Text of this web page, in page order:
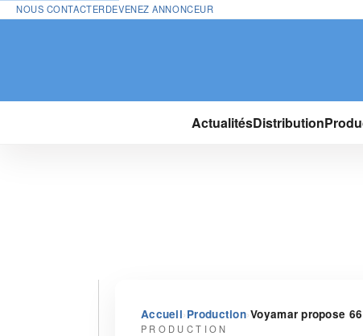
NOUS CONTACTERDEVENEZ ANNONCEUR
ActualitésDistribution
Accueil›Production›Voyamar propose
PRODUCTION